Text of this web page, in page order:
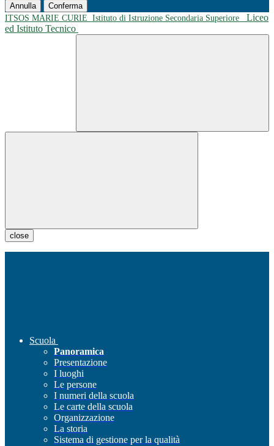
Annulla
Conferma
ITSOS MARIE CURIE Istituto di Istruzione Secondaria Superiore
Liceo
ed Istituto Tecnico
close
Scuola
Panoramica
Presentazione
I luoghi
Le persone
I numeri della scuola
Le carte della scuola
Organizzazione
La storia
Sistema di gestione per la qualità